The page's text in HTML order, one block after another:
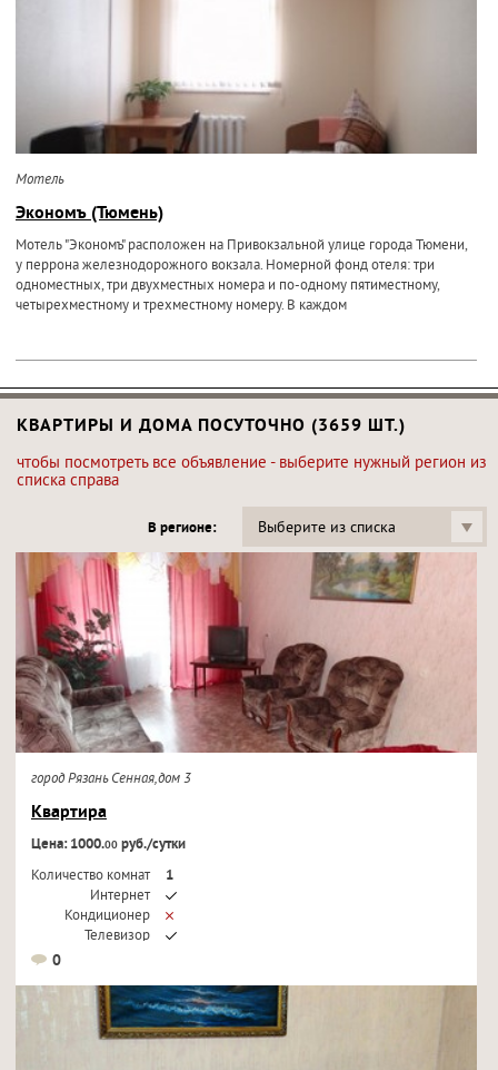
Мотель
Экономъ (Тюмень)
Мотель "Экономъ" расположен на Привокзальной улице города Тюмени,
у перрона железнодорожного вокзала. Номерной фонд отеля: три
одноместных, три двухместных номера и по-одному пятиместному,
четырехместному и трехместному номеру. В каждом
КВАРТИРЫ И ДОМА ПОСУТОЧНО (3659 ШТ.)
чтобы посмотреть все объявление - выберите нужный регион из
списка справа
В регионе: Выберите из списка
город Рязань Сенная,дом 3
Квартира
Цена: 1000.00руб./сутки
Количество комнат
1
Интернет
Кондиционер
Телевизор
0